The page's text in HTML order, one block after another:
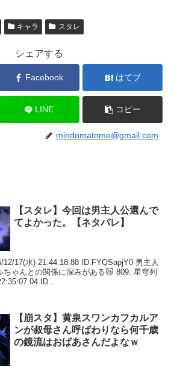
キャラ スタレ
シェアする
Facebook はてブ
LINE コピー
mindomatome@gmail.com
【スタレ】今回は男主人公選んで
てよかった。【ネタバレ】
17(水) 21:44:18.88 ID:FYQSapjY0 男主人
ちゃんとの関係に深みがある😿 809: 星穹列
ID...
【崩スタ】黄泉スワンカフカルア
ンが叔母さん呼ばわりなら何千歳
の鏡流はおばあさんだよなｗ